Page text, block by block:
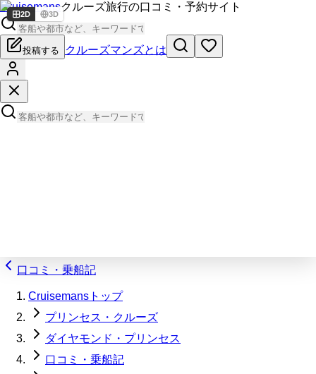
Cruisemansクルーズ旅行の口コミ・予約サイト
投稿する クルーズマンズとは
口コミ・乗船記
Cruisemansトップ
プリンセス・クルーズ
ダイヤモンド・プリンセス
口コミ・乗船記
2D 3D